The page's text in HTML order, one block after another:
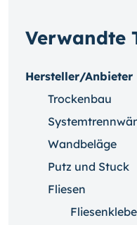
Verwandte
Hersteller/Anbieter
Trockenbau
Wandbeläge
Putz und Stuck
Fliesen